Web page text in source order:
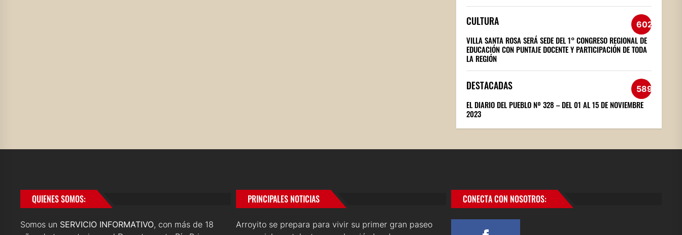
CULTURA 602
VILLA SANTA ROSA SERÁ SEDE DEL 1° CONGRESO REGIONAL DE
EDUCACIÓN CON PUNTAJE DOCENTE Y PARTICIPACIÓN DE TODA
LA REGIÓN
DESTACADAS 589
EL DIARIO DEL PUEBLO Nº 328 – DEL 01 AL 15 DE NOVIEMBRE
2023
QUIENES SOMOS:
Somos un SERVICIO INFORMATIVO, con más de 18
PRINCIPALES NOTICIAS
Arroyito se prepara para vivir su primer gran paseo
CONECTA CON NOSOTROS: